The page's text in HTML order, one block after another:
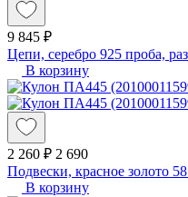
9 845 ₽
Цепи, серебро 925 проба,
В корзину
2 260 ₽ 2 690
Подвески, красное золото
В корзину